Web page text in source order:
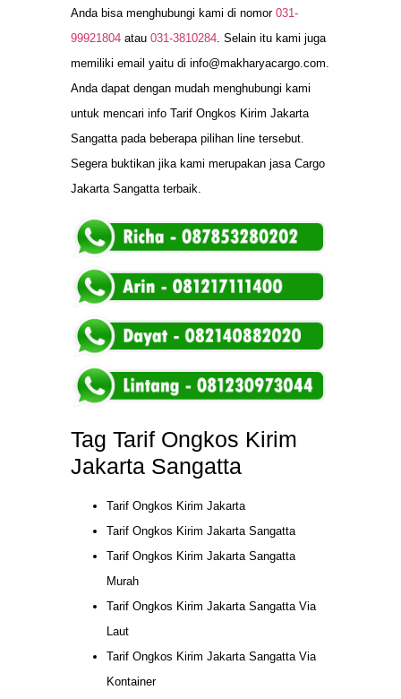
Anda bisa menghubungi kami di nomor 031-
99921804 atau 031-3810284. Selain itu kami juga
memiliki email yaitu di info@makharyacargo.com.
Anda dapat dengan mudah menghubungi kami
untuk mencari info Tarif Ongkos Kirim Jakarta
Sangatta pada beberapa pilihan line tersebut.
Segera buktikan jika kami merupakan jasa Cargo
Jakarta Sangatta terbaik.
Tag Tarif Ongkos Kirim
Jakarta Sangatta
Tarif Ongkos Kirim Jakarta
Tarif Ongkos Kirim Jakarta Sangatta
Tarif Ongkos Kirim Jakarta Sangatta
Murah
Tarif Ongkos Kirim Jakarta Sangatta Via
Laut
Tarif Ongkos Kirim Jakarta Sangatta Via
Kontainer